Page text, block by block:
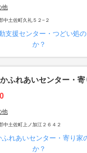
他
中土佐町久礼５２−２
援センター・つどい処
か？
ふれあいセンター・寄
他
中土佐町上ノ加江２６４２
れあいセンター・寄り家
か？